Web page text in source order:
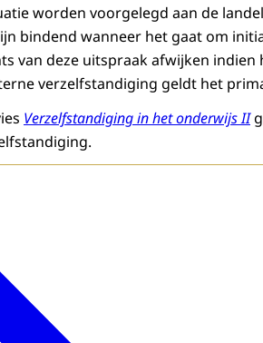
worden voorgelegd aan de
bindend wanneer het gaat om
van deze uitspraak afwijken
verzelfstandiging geldt het
Verzelfstandiging in het onderwijs II